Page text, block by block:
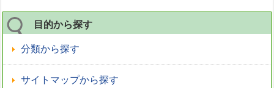
目的から探す
分類から探す
サイトマップから探す